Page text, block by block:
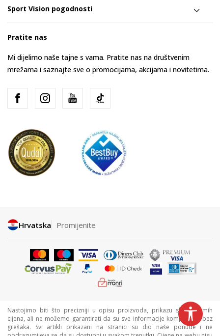
Sport Vision pogodnosti
Pratite nas
Mi dijelimo naše tajne s vama. Pratite nas na društvenim
mrežama i saznajte sve o promocijama, akcijama i novitetima.
Hrvatska Promijenite
Nastojimo biti što precizniji u opisu proizvoda, prikazu slika i samih
cijena, ali ne možemo garantirati da su sve informacije kompletne i bez
grešaka. Svi artikli prikazani na stranici su dio naše ponude i ne